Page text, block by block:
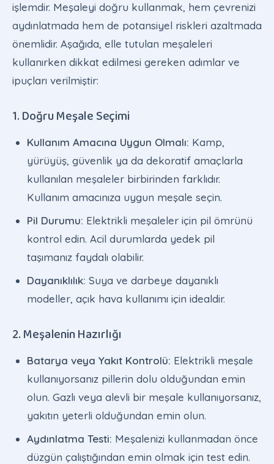
işlemdir. Meşaleyi doğru kullanmak, hem çevrenizi
aydınlatmada hem de potansiyel riskleri azaltmada
önemlidir. Aşağıda, elle tutulan meşaleleri
kullanırken dikkat edilmesi gereken adımlar ve
ipuçları verilmiştir:
1. Doğru Meşale Seçimi
Kullanım Amacına Uygun Olmalı: Kamp,
yürüyüş, güvenlik ya da dekoratif amaçlarla
kullanılan meşaleler birbirinden farklıdır.
Kullanım amacınıza uygun meşale seçin.
Pil Durumu: Elektrikli meşaleler için pil ömrünü
kontrol edin. Acil durumlarda yedek pil
taşımanız faydalı olabilir.
Dayanıklılık: Suya ve darbeye dayanıklı
modeller, açık hava kullanımı için idealdir.
2. Meşalenin Hazırlığı
Batarya veya Yakıt Kontrolü: Elektrikli meşale
kullanıyorsanız pillerin dolu olduğundan emin
olun. Gazlı veya alevli bir meşale kullanıyorsanız,
yakıtın yeterli olduğundan emin olun.
Aydınlatma Testi: Meşalenizi kullanmadan önce
düzgün çalıştığından emin olmak için test edin.